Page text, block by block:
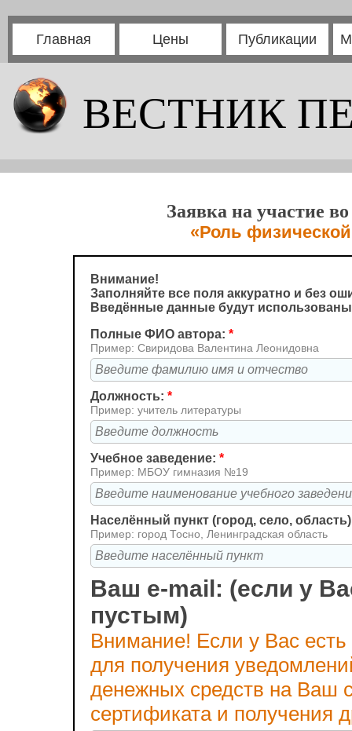
Главная Цены Публикации
ВЕСТНИК
Заявка на участие
«Роль
Внимание!
Заполняйте все поля аккуратно и без
Введённые данные будут
Полные ФИО автора: *
Пример: Свиридова Валентина Леонидовна
Должность: *
Пример: учитель литературы
Учебное заведение: *
Пример: МБОУ гимназия №19
Населённый пункт (город, село,
Пример: город Тосно, Ленинградская область
Ваш e-mail: (если у
пустым)
Внимание! Если у Вас
для получения
денежных средств на Ваш
сертификата и получения